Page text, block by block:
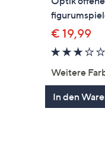
€ 19,99
Weitere
In den